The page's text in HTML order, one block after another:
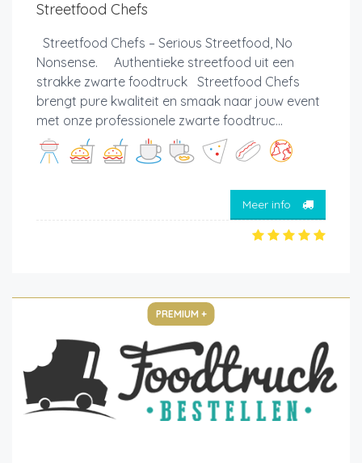
Streetfood Chefs
Streetfood Chefs – Serious Streetfood, No
Nonsense. Authentieke streetfood uit een
strakke zwarte foodtruck Streetfood Chefs
brengt pure kwaliteit en smaak naar jouw event
met onze professionele zwarte foodtruc...
Meer info
PREMIUM +